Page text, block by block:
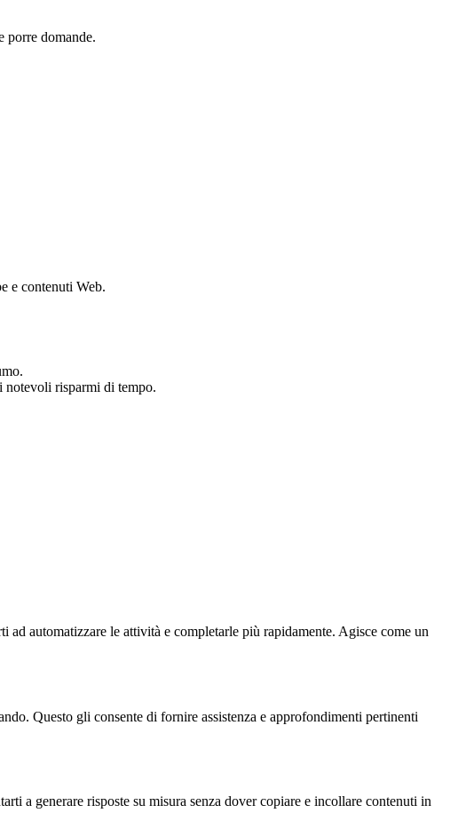
porre domande.
e contenuti Web.
notevoli risparmi di tempo.
automatizzare le attività e completarle più rapidamente. Agisce come un
Questo gli consente di fornire assistenza e approfondimenti pertinenti
a generare risposte su misura senza dover copiare e incollare contenuti in